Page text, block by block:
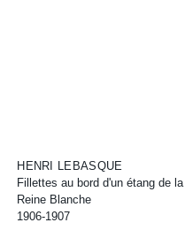
HENRI LEBASQUE
Fillettes au bord d'un étang de la
Reine Blanche
1906-1907